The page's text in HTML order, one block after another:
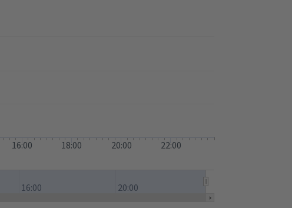
16:00 18:00 20:00 22:00
16:00 20:00